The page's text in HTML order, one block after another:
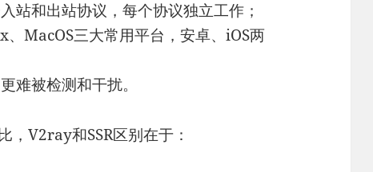
站和出站协议，每个协议独立工作；
MacOS三大常用平台，安卓、iOS两
难被检测和干扰。
，V2ray和SSR区别在于：